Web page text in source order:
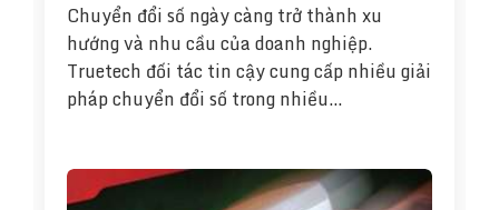
Chuyển đổi số ngày càng trở thành xu
hướng và nhu cầu của doanh nghiệp.
Truetech đối tác tin cậy cung cấp nhiều giải
pháp chuyển đổi số trong nhiều…